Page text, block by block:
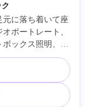
ク
に落ち着いて座
ポートレート、
ックス照明、す
越したスタイリ
ャープな焦点、
レートスタジオ